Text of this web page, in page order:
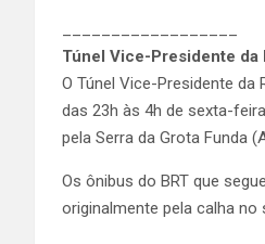
Túnel Vice-Presidente
O Túnel Vice-Presidente
das 23h às 4h de sexta-
pela Serra da Grota Funda
Os ônibus do BRT que
originalmente pela calha